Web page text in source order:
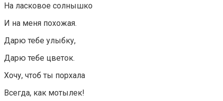
На ласковое солнышко
И на меня похожая.
Дарю тебе улыбку,
Дарю тебе цветок.
Хочу, чтоб ты порхала
Всегда, как мотылек!